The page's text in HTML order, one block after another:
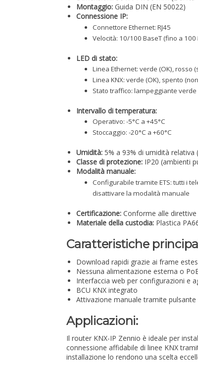
Montaggio: Guida DIN (EN 50022)
Connessione IP:
Connettore Ethernet: RJ45
Velocità: 10/100 BaseT (fino a 100
LED di stato:
Linea Ethernet: verde (OK), rosso
Linea KNX: verde (OK), spento
Stato traffico: lampeggiante
Intervallo di temperatura:
Operativo: -5°C a +45°C
Stoccaggio: -20°C a +60°C
Umidità: 5% a 93% di umidità relativa
Classe di protezione: IP20 (ambienti
Modalità manuale:
Configurabile tramite ETS: tutti i
disattivare la modalità manuale
Certificazione: Conforme alle direttive
Materiale della custodia: Plastica
Caratteristiche
Download rapidi grazie ai frame
Nessuna alimentazione esterna o
Interfaccia web per configurazioni e
BCU KNX integrato
Attivazione manuale tramite pulsante
Applicazioni:
Il router KNX-IP Zennio è ideale per
connessione affidabile di linee KNX
installazione lo rendono una scelta